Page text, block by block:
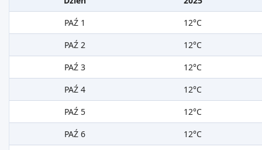
PAŹ 1
12°C
PAŹ 2
12°C
PAŹ 3
12°C
PAŹ 4
12°C
PAŹ 5
12°C
PAŹ 6
12°C